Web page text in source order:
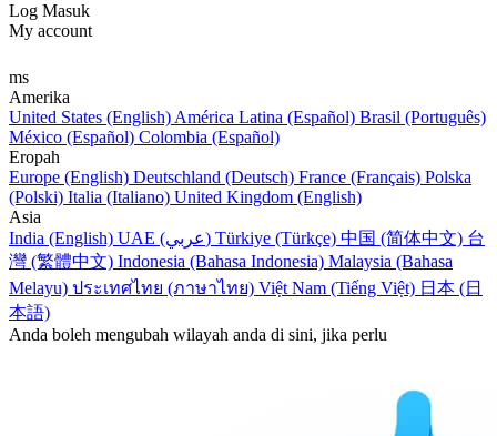
Log Masuk
My account
ms
Amerika
United States (English) América Latina (Español) Brasil (Português)
México (Español) Colombia (Español)
Eropah
Europe (English) Deutschland (Deutsch) France (Français) Polska
(Polski) Italia (Italiano) United Kingdom (English)
Asia
India (English)
UAE (عربي) Türkiye (Türkçe) 中国 (简体中文) 台
灣 (繁體中文) Indonesia (Bahasa Indonesia) Malaysia (Bahasa
Melayu) ประเทศไทย (ภาษาไทย) Việt Nam (Tiếng Việt) 日本 (日
本語)
Anda boleh mengubah wilayah anda di sini, jika perlu